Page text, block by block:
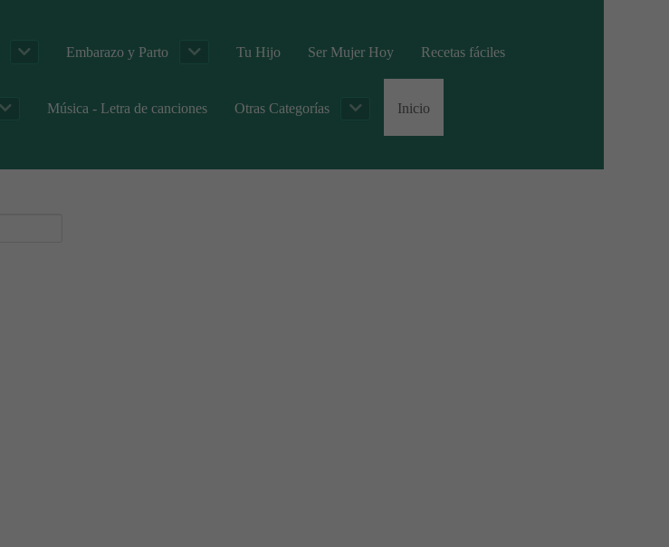
Embarazo y Parto Tu Hijo Ser Mujer Hoy Recetas fáciles
Música - Letra de canciones Otras Categorías Inicio